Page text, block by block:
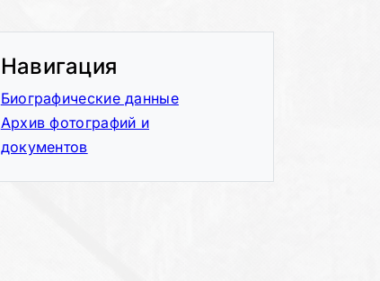
Навигация
Биографические данные
Архив фотографий и
документов